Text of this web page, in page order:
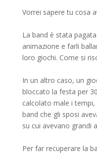
Vorrei sapere tu cosa
La band è stata
animazione e farli
loro giochi. Come si
In un altro caso, un
bloccato la festa per
calcolato male i
band che gli sposi
su cui avevano grandi
Per far recuperare la